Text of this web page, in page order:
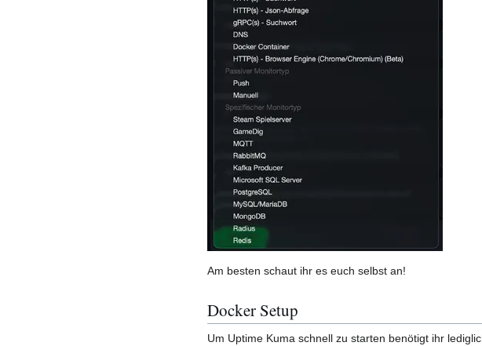
Am besten schaut ihr es euch selbst an!
Docker Setup
Um Uptime Kuma schnell zu starten benötigt ihr